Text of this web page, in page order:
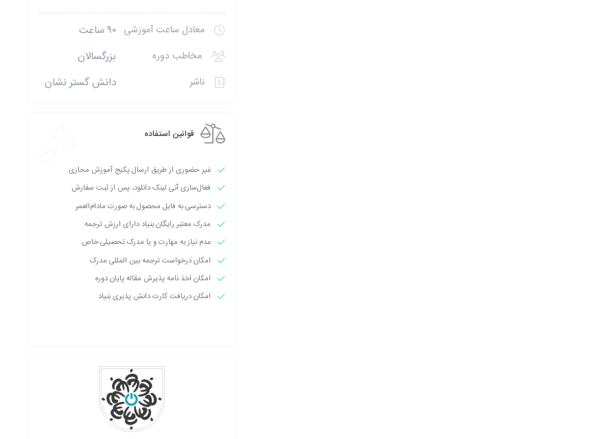
معادل ساعت آموزشی ۹۰ ساعت
مخاطب دوره بزرگسالان
ناشر دانش گستر نشان
قوانین استفاده
غیر حضوری از طریق ارسال پکیج آموزش مجازی
فعال‌سازی آنی لینک دانلود، پس از ثبت سفارش
دسترسی به فایل محصول به صورت مادام‌العمر
مدرک معتبر رایگان بنیاد دارای ارزش ترجمه
عدم نیاز به مهارت و یا مدرک تحصیلی خاص
امکان درخواست ترجمه بین المللی مدرک
امکان اخذ نامه پذیرش مقاله پایان دوره
امکان دریافت کارت دانش پذیری بنیاد